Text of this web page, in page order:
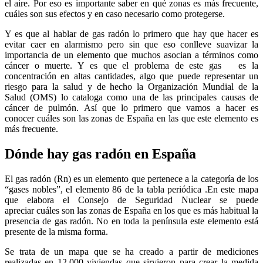
el aire. Por eso es importante saber en qué zonas es más frecuente,
cuáles son sus efectos y en caso necesario como protegerse.
Y es que al hablar de gas radón lo primero que hay que hacer es
evitar caer en alarmismo pero sin que eso conlleve suavizar la
importancia de un elemento que muchos asocian a términos como
cáncer o muerte. Y es que el problema de este gas es la
concentración en altas cantidades, algo que puede representar un
riesgo para la salud y de hecho la Organización Mundial de la
Salud (OMS) lo cataloga como una de las principales causas de
cáncer de pulmón. Así que lo primero que vamos a hacer es
conocer cuáles son las zonas de España en las que este elemento es
más frecuente.
Dónde hay gas radón en España
El gas radón (Rn) es un elemento que pertenece a la categoría de los
“gases nobles”, el elemento 86 de la tabla periódica .En este mapa
que elabora el Consejo de Seguridad Nuclear se puede
apreciar cuáles son las zonas de España en los que es más habitual la
presencia de gas radón. No en toda la península este elemento está
presente de la misma forma.
Se trata de un mapa que se ha creado a partir de mediciones